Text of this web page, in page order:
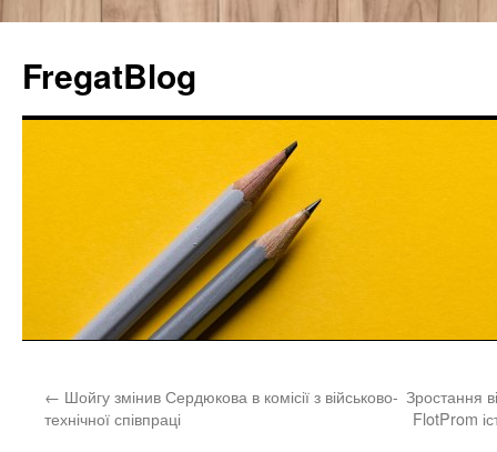
FregatBlog
← Шойгу змінив Сердюкова в комісії з військово-
технічної співпраці
Зростання
FlotProm